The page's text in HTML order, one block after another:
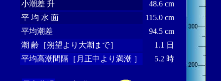
小潮差 升
48.6 cm
平 均 水 面
115.0 cm
平均潮差
94.5 cm
潮 齢［朔望より大潮まで］
1.1 日
平均高潮間隔［月正中より満潮 ］
5.2 時